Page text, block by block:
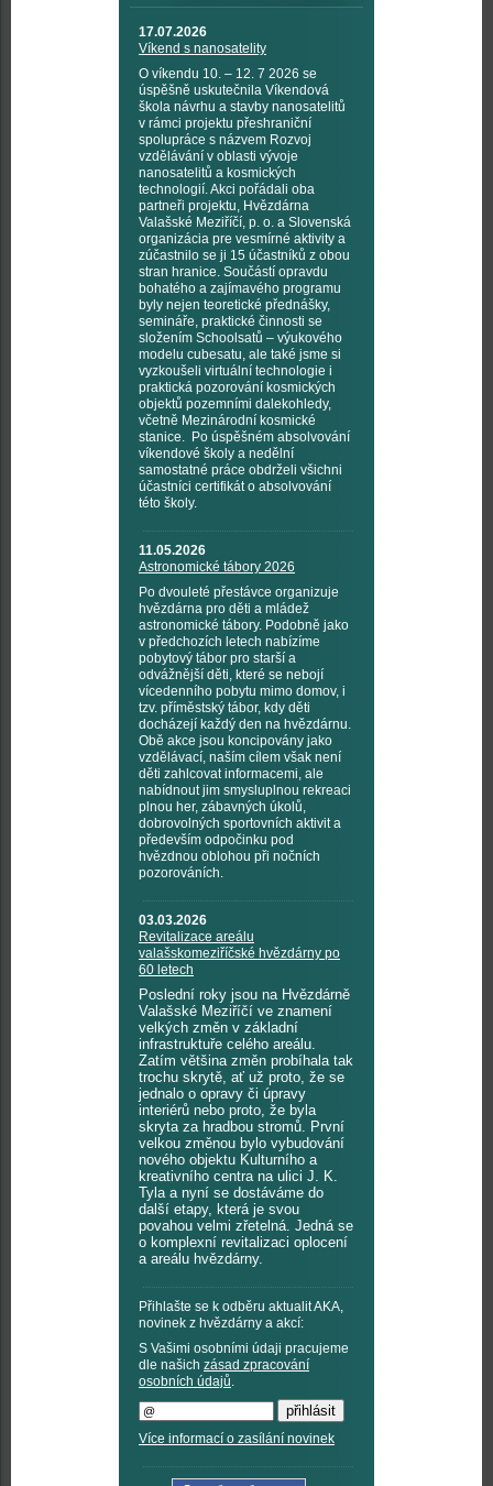
17.07.2026
Víkend s nanosatelity
O víkendu 10. – 12. 7 2026 se
úspěšně uskutečnila Víkendová
škola návrhu a stavby nanosatelitů
v rámci projektu přeshraniční
spolupráce s názvem Rozvoj
vzdělávání v oblasti vývoje
nanosatelitů a kosmických
technologií. Akci pořádali oba
partneři projektu, Hvězdárna
Valašské Meziříčí, p. o. a Slovenská
organizácia pre vesmírné aktivity a
zúčastnilo se ji 15 účastníků z obou
stran hranice. Součástí opravdu
bohatého a zajímavého programu
byly nejen teoretické přednášky,
semináře, praktické činnosti se
složením Schoolsatů – výukového
modelu cubesatu, ale také jsme si
vyzkoušeli virtuální technologie i
praktická pozorování kosmických
objektů pozemními dalekohledy,
včetně Mezinárodní kosmické
stanice. Po úspěšném absolvování
víkendové školy a nedělní
samostatné práce obdrželi všichni
účastníci certifikát o absolvování
této školy.
11.05.2026
Astronomické tábory 2026
Po dvouleté přestávce organizuje
hvězdárna pro děti a mládež
astronomické tábory. Podobně jako
v předchozích letech nabízíme
pobytový tábor pro starší a
odvážnější děti, které se nebojí
vícedenního pobytu mimo domov, i
tzv. příměstský tábor, kdy děti
docházejí každý den na hvězdárnu.
Obě akce jsou koncipovány jako
vzdělávací, naším cílem však není
děti zahlcovat informacemi, ale
nabídnout jim smysluplnou rekreaci
plnou her, zábavných úkolů,
dobrovolných sportovních aktivit a
především odpočinku pod
hvězdnou oblohou při nočních
pozorováních.
03.03.2026
Revitalizace areálu
valašskomeziříčské hvězdárny po
60 letech
Poslední roky jsou na Hvězdárně
Valašské Meziříčí ve znamení
velkých změn v základní
infrastruktuře celého areálu.
Zatím většina změn probíhala tak
trochu skrytě, ať už proto, že se
jednalo o opravy či úpravy
interiérů nebo proto, že byla
skryta za hradbou stromů. První
velkou změnou bylo vybudování
nového objektu Kulturního a
kreativního centra na ulici J. K.
Tyla a nyní se dostáváme do
další etapy, která je svou
povahou velmi zřetelná. Jedná se
o komplexní revitalizaci oplocení
a areálu hvězdárny.
Přihlašte se k odběru aktualit AKA,
novinek z hvězdárny a akcí:
S Vašimi osobními údaji pracujeme
dle našich zásad zpracování
osobních údajů.
Více informací o zasílání novinek